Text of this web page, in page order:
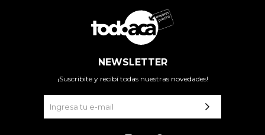
NEWSLETTER
¡Suscribite y recibí todas nuestras novedades!